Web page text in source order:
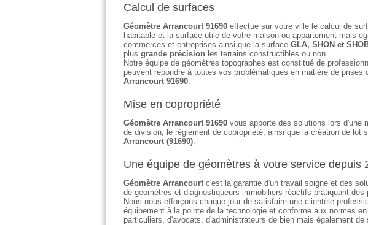
Calcul de surfaces
Géomètre Arrancourt 91690 effectue sur votre ville le calcul de
habitable et la surface utile de votre maison ou appartement mais
commerces et entreprises ainsi que la surface GLA, SHON et
plus grande précision les terrains constructibles ou non.
Notre équipe de géomètres topographes est constitué de
peuvent répondre à toutes vos problématiques en matière de
Arrancourt 91690.
Mise en copropriété
Géomètre Arrancourt 91690 vous apporte des solutions lors d'une
de division, le règlement de copropriété, ainsi que la création de lot
Arrancourt (91690).
Une équipe de géomètres à votre service depuis
Géomètre Arrancourt c'est la garantie d'un travail soigné et des
de géomètres et diagnostiqueurs immobiliers réactifs pratiquant
Nous nous efforçons chaque jour de satisfaire une clientèle
équipement à la pointe de la technologie et conforme aux normes
particuliers, d'avocats, d'administrateurs de bien mais également